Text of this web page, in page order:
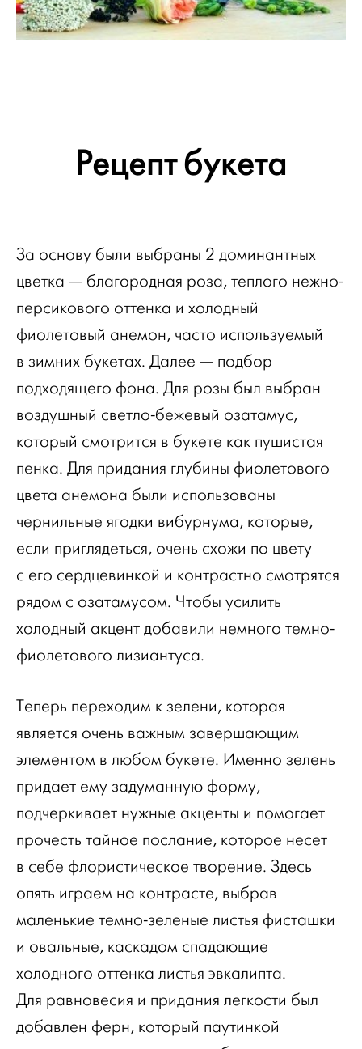
Рецепт букета
За основу были выбраны 2 доминантных
цветка — благородная роза, теплого нежно-
персикового оттенка и холодный
фиолетовый анемон, часто используемый
в зимних букетах. Далее — подбор
подходящего фона. Для розы был выбран
воздушный светло-бежевый озатамус,
который смотрится в букете как пушистая
пенка. Для придания глубины фиолетового
цвета анемона были использованы
чернильные ягодки вибурнума, которые,
если приглядеться, очень схожи по цвету
с его сердцевинкой и контрастно смотрятся
рядом с озатамусом. Чтобы усилить
холодный акцент добавили немного темно-
фиолетового лизиантуса.
Теперь переходим к зелени, которая
является очень важным завершающим
элементом в любом букете. Именно зелень
придает ему задуманную форму,
подчеркивает нужные акценты и помогает
прочесть тайное послание, которое несет
в себе флористическое творение. Здесь
опять играем на контрасте, выбрав
маленькие темно-зеленые листья фисташки
и овальные, каскадом спадающие
холодного оттенка листья эвкалипта.
Для равновесия и придания легкости был
добавлен ферн, который паутинкой